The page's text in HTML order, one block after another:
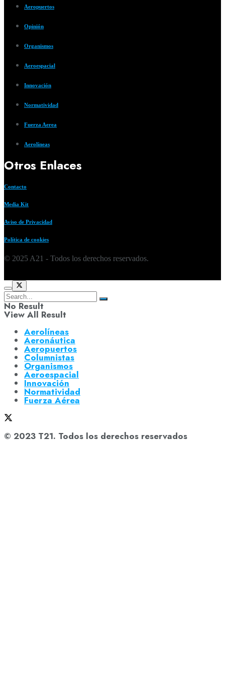
Aeropuertos
Opinión
Organismos
Aeroespacial
Innovación
Normatividad
Fuerza Aerea
Aerolíneas
Otros Enlaces
Contacto
Media Kit
Aviso de Privacidad
Política de cookies
© 2025 A21 - Todos los derechos reservados.
No Result
View All Result
Aerolíneas
Aeronáutica
Aeropuertos
Columnistas
Organismos
Aeroespacial
Innovación
Normatividad
Fuerza Aérea
© 2023 T21. Todos los derechos reservados